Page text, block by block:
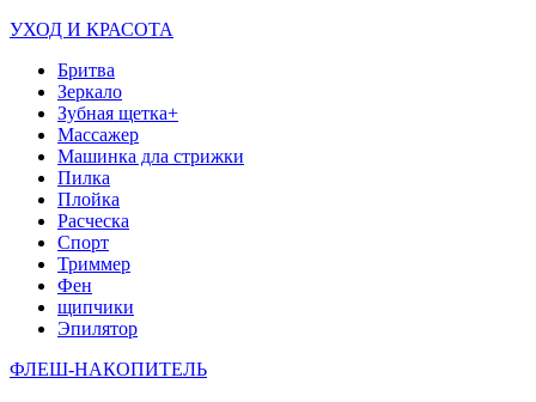
УХОД И КРАСОТА
Бритва
Зеркало
Зубная щетка+
Массажер
Машинка дла стрижки
Пилка
Плойка
Расческа
Спорт
Триммер
Фен
щипчики
Эпилятор
ФЛЕШ-НАКОПИТЕЛЬ